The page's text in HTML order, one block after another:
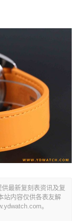
最新复刻表资讯及复
站内容仅供各表友解
。